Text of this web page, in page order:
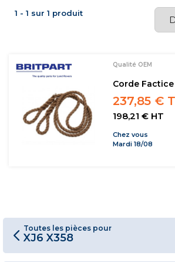
1 - 1 sur 1 produit
Qualité OEM
Corde
237,85 €
198,21 € HT
Chez vous
Mardi 18/08
Toutes les pièces pour
XJ6 X358